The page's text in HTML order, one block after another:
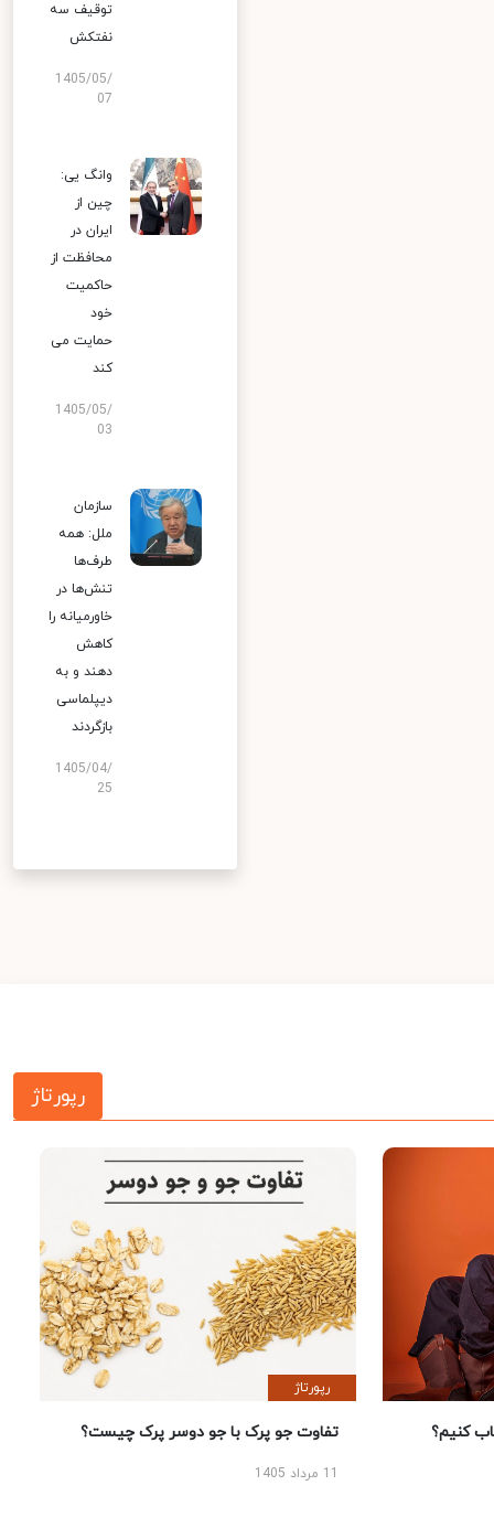
توقیف سه
نفتکش
1405/05/
07
وانگ یی:
چین از
ایران در
محافظت از
حاکمیت
خود
حمایت می
کند
1405/05/
03
سازمان
ملل: همه
طرف‌ها
تنش‌ها در
خاورمیانه را
کاهش
دهند و به
دیپلماسی
بازگردند
1405/04/
25
رپورتاژ
کنیم؟
رپورتاژ
تفاوت جو پرک با جو دوسر پرک چیست؟